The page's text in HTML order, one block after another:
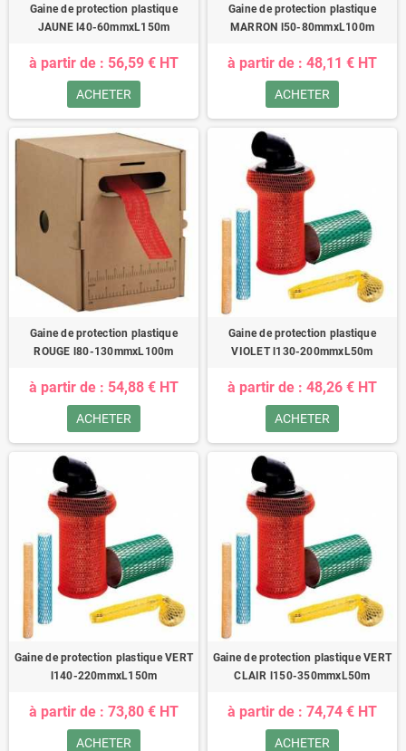
Gaine de protection plastique
JAUNE l40-60mmxL150m
à partir de : 56,59 € HT
ACHETER
Gaine de protection plastique
MARRON l50-80mmxL100m
à partir de : 48,11 € HT
ACHETER
Gaine de protection plastique
ROUGE l80-130mmxL100m
à partir de : 54,88 € HT
ACHETER
Gaine de protection plastique
VIOLET l130-200mmxL50m
à partir de : 48,26 € HT
ACHETER
Gaine de protection plastique VERT
l140-220mmxL150m
à partir de : 73,80 € HT
ACHETER
Gaine de protection plastique VERT
CLAIR l150-350mmxL50m
à partir de : 74,74 € HT
ACHETER